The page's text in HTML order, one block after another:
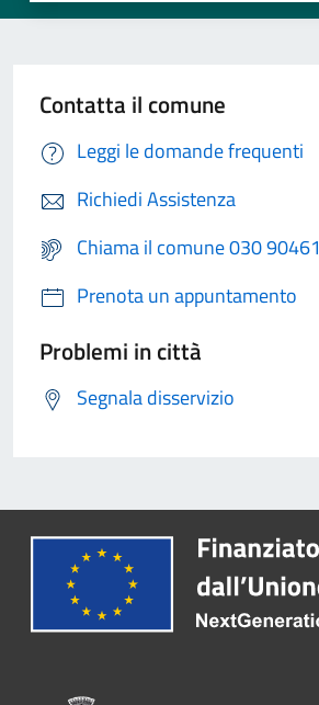
Contatta il comune
Leggi le domande frequenti
Richiedi Assistenza
Chiama il comune 030 90461
Prenota un appuntamento
Problemi in città
Segnala disservizio